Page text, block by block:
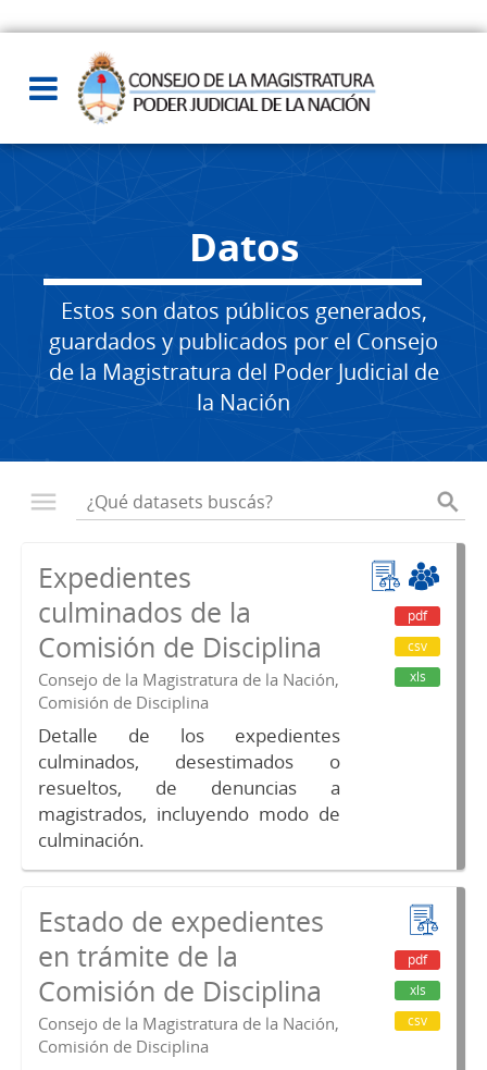
Datos
Estos son datos públicos generados,
guardados y publicados por el Consejo
de la Magistratura del Poder Judicial de
la Nación
Expedientes
culminados de la
Comisión de Disciplina
Consejo de la Magistratura de la Nación,
Comisión de Disciplina
Detalle de los expedientes
culminados, desestimados o
resueltos, de denuncias a
magistrados, incluyendo modo de
culminación.
pdf
csv
xls
Estado de expedientes
en trámite de la
Comisión de Disciplina
Consejo de la Magistratura de la Nación,
Comisión de Disciplina
pdf
xls
csv